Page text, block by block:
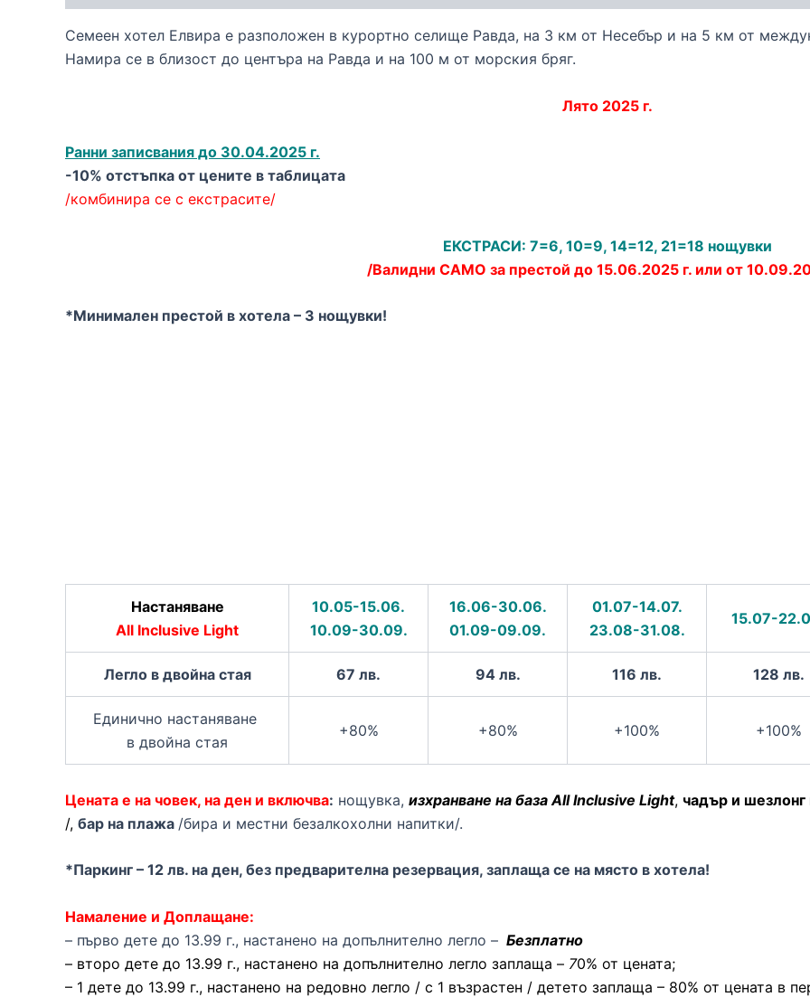
Семеен хотел Елвира е разположен в курортно селище Равда, на 3 км от Несебър и на 5 км от
Намира се в близост до центъра на Равда и на 100 м от морския бряг.
Лято 2025 г.
Ранни записвания до 30.04.2025 г.
-10% отстъпка от цените в таблицата
/комбинира се с екстрасите/
ЕКСТРАСИ: 7=6, 10=9, 14=12, 21=18 нощувки
/Валидни САМО за престой до 15.06.2025 г. или от
*Минимален престой в хотела – 3 нощувки!
Настаняване
All Inclusive Light
10.05-15.06.
10.09-30.09.
16.06-30.06.
01.09-09.09.
01.07-14.07.
23.08-31.08.
15.07-
Легло в двойна стая 67 лв. 94 лв. 116 лв. 128 лв.
Единично настаняване
в двойна стая
+80% +80% +100% +100%
Цената е на човек, на ден и включва: нощувка, изхранване на база All Inclusive Light, чадър и
/, бар на плажа /бира и местни безалкохолни напитки/.
*Паркинг – 12 лв. на ден, без предварителна резервация, заплаща се на място в хотела!
Намаление и Доплащане:
– първо дете до 13.99 г., настанено на допълнително легло – Безплатно
– второ дете до 13.99 г., настанено на допълнително легло заплаща – 70% от цената;
– 1 дете до 13.99 г., настанено на редовно легло / с 1 възрастен / детето заплаща – 80% от цената в